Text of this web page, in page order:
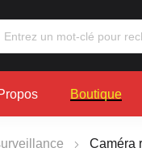
Boutique
Caméra